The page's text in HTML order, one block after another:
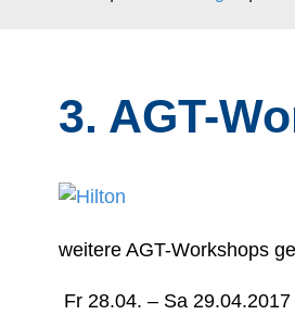
3. AGT-
weitere AGT-Workshops
Fr 28.04. – Sa